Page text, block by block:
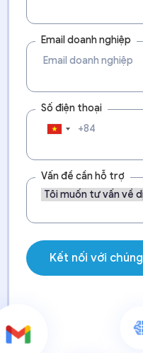
Email doanh nghiệp
Số điện thoại
Vấn đề cần hỗ trợ